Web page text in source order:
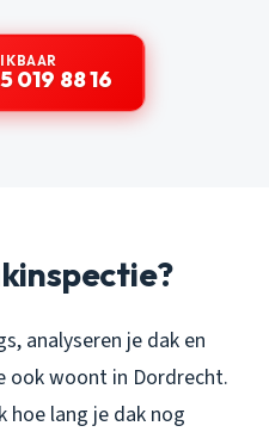
019 88 16
analyseren je dak en
ook woont in Dordrecht.
hoe lang je dak nog